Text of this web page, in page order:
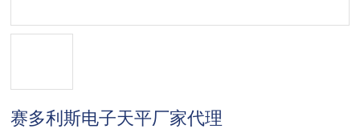
赛多利斯电子天平厂家代理